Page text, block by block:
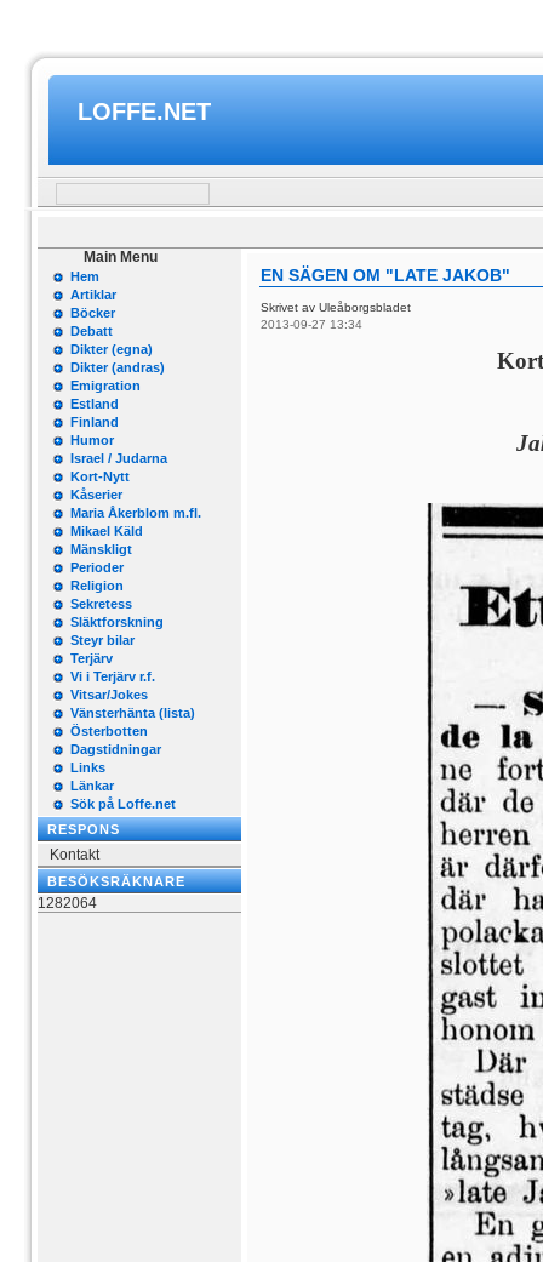
LOFFE.NET
Main Menu
Hem
Artiklar
Böcker
Debatt
Dikter (egna)
Dikter (andras)
Emigration
Estland
Finland
Humor
Israel / Judarna
Kort-Nytt
Kåserier
Maria Åkerblom m.fl.
Mikael Käld
Mänskligt
Perioder
Religion
Sekretess
Släktforskning
Steyr bilar
Terjärv
Vi i Terjärv r.f.
Vitsar/Jokes
Vänsterhänta (lista)
Österbotten
Dagstidningar
Links
Länkar
Sök på Loffe.net
RESPONS
Kontakt
BESÖKSRÄKNARE
1282064
EN SÄGEN OM "LATE JAKOB"
Skrivet av Uleåborgsbladet
2013-09-27 13:34